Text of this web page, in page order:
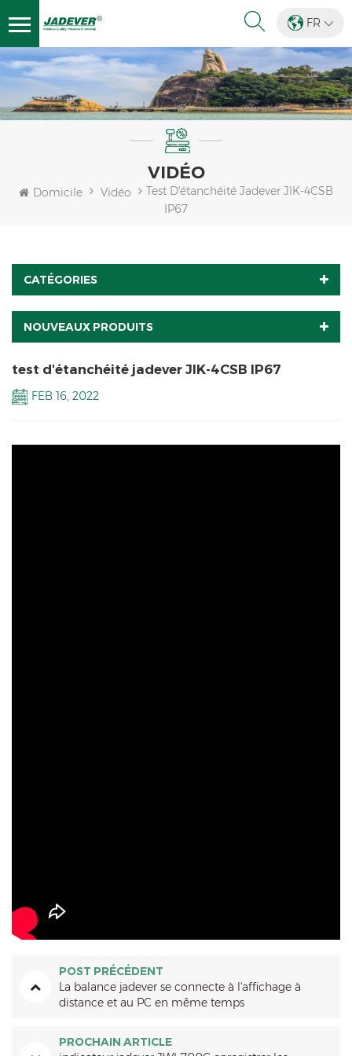
FR
VIDÉO
Domicile Vidéo
Test D'étanchéité Jadever JIK-4CSB
IP67
CATÉGORIES
NOUVEAUX PRODUITS
test d'étanchéité jadever JIK-4CSB IP67
FEB 16, 2022
POST PRÉCÉDENT
La balance jadever se connecte à l'affichage à
distance et au PC en même temps
PROCHAIN ARTICLE